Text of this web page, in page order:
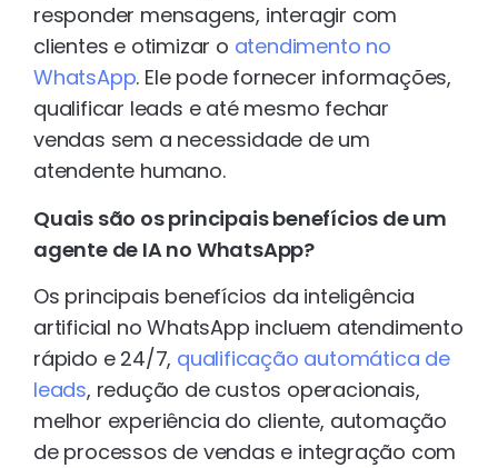
responder mensagens, interagir com
clientes e otimizar o atendimento no
WhatsApp. Ele pode fornecer informações,
qualificar leads e até mesmo fechar
vendas sem a necessidade de um
atendente humano.
Quais são os principais benefícios de um
agente de IA no WhatsApp?
Os principais benefícios da inteligência
artificial no WhatsApp incluem atendimento
rápido e 24/7, qualificação automática de
leads, redução de custos operacionais,
melhor experiência do cliente, automação
de processos de vendas e integração com